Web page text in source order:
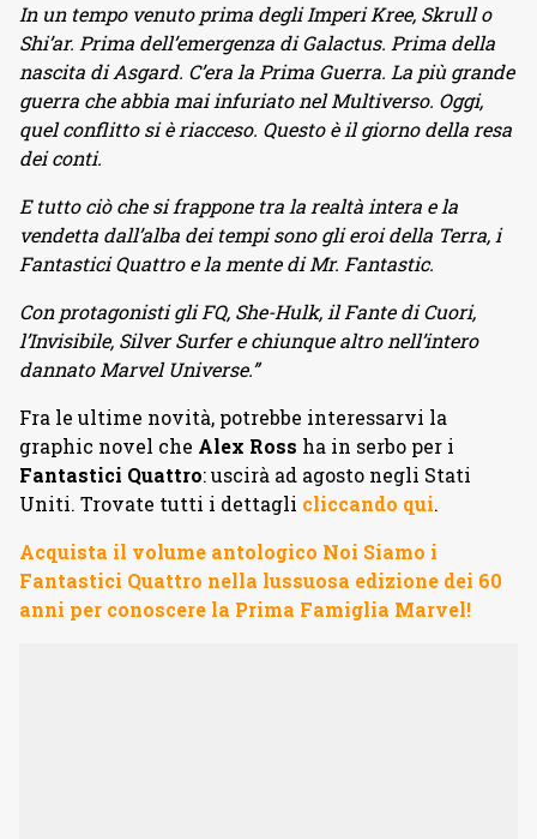
In un tempo venuto prima degli Imperi Kree, Skrull o
Shi’ar. Prima dell’emergenza di Galactus. Prima della
nascita di Asgard. C’era la Prima Guerra. La più grande
guerra che abbia mai infuriato nel Multiverso. Oggi,
quel conflitto si è riacceso. Questo è il giorno della resa
dei conti.
E tutto ciò che si frappone tra la realtà intera e la
vendetta dall’alba dei tempi sono gli eroi della Terra, i
Fantastici Quattro e la mente di Mr. Fantastic.
Con protagonisti gli FQ, She-Hulk, il Fante di Cuori,
l’Invisibile, Silver Surfer e chiunque altro nell’intero
dannato Marvel Universe.”
Fra le ultime novità, potrebbe interessarvi la
graphic novel che Alex Ross ha in serbo per i
Fantastici Quattro: uscirà ad agosto negli Stati
Uniti. Trovate tutti i dettagli cliccando qui.
Acquista il volume antologico Noi Siamo i
Fantastici Quattro nella lussuosa edizione dei 60
anni per conoscere la Prima Famiglia Marvel!